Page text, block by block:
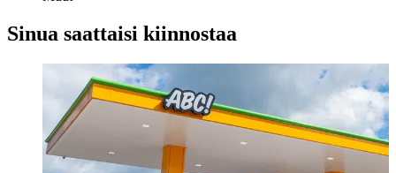
Sinua saattaisi kiinnostaa